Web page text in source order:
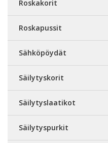
Roskakorit
Roskapussit
Sähköpöydät
Säilytyskorit
Säilytyslaatikot
Säilytyspurkit